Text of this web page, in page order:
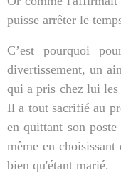
puisse arrêter le
C’est pourquoi
divertissement, un
qui a pris chez lui les
Il a tout sacrifié au
en quittant son
même en
bien qu'étant marié.